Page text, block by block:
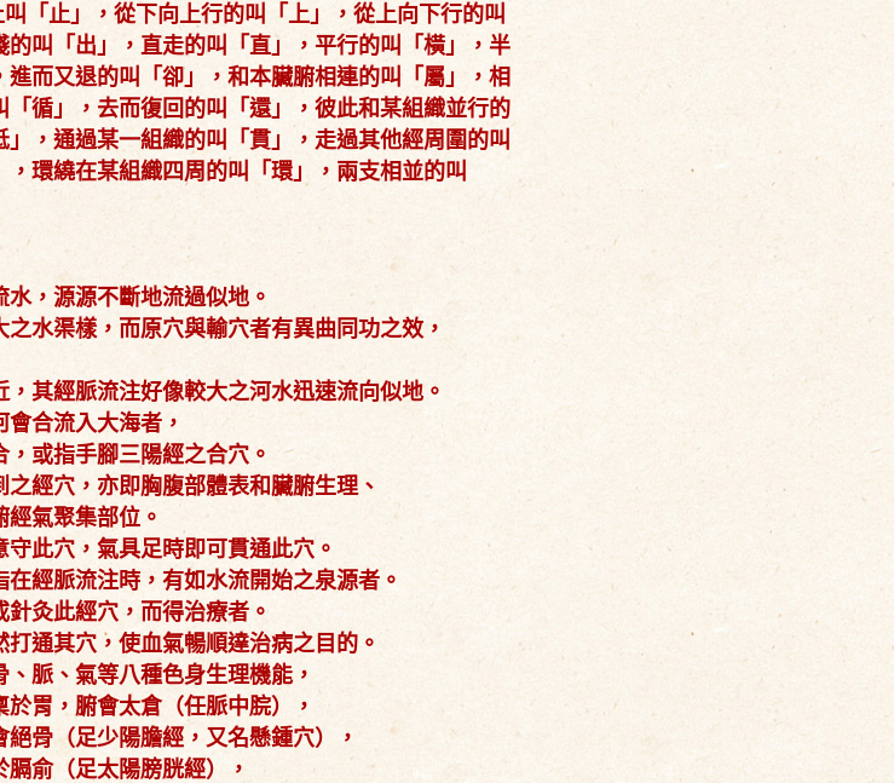
「止」，從下向上行的叫「上」，從上向下行的叫
的叫「出」，直走的叫「直」，平行的叫「橫」，半
而又退的叫「卻」，和本臟腑相連的叫「屬」，相
循」，去而復回的叫「還」，彼此和某組織並行的
，通過某一組織的叫「貫」，走過其他經周圍的叫
，環繞在某組織四周的叫「環」，兩支相並的叫
水，源源不斷地流過似地。
之水渠樣，而原穴與輸穴者有異曲同功之效，
，其經脈流注好像較大之河水迅速流向似地。
會合流入大海者，
或指手腳三陽經之合穴。
之經穴，亦即胸腹部體表和臟腑生理、
氣聚集部位。
此穴，氣具足時即可貫通此穴。
在經脈流注時，有如水流開始之泉源者。
針灸此經穴，而得治療者。
通其穴，使血氣暢順達治病之目的。
脈、氣等八種色身生理機能，
胃，腑會太倉（任脈中脘），
骨（足少陽膽經，又名懸鍾穴），
俞（足太陽膀胱經），